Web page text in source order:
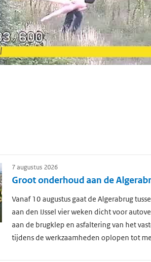
Groot onderhoud aan de
7 augustus 2026
Vanaf 10 augustus gaat de Algerabrug
aan den IJssel vier weken dicht voor
aan de brugklep en asfaltering van het
tijdens de werkzaamheden oplopen tot